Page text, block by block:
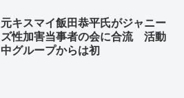
元キスマイ飯田恭平氏がジャニー
ズ性加害当事者の会に合流 活動
中グループからは初